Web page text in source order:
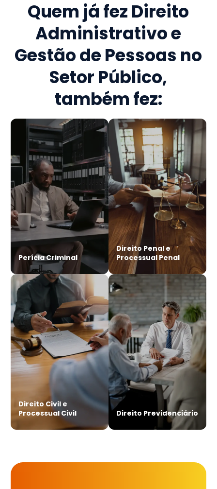
Quem já fez Direito
Administrativo e
Gestão de Pessoas no
Setor Público,
também fez:
Perícia Criminal
Direito Penal e
Processual Penal
Direito Civil e
Processual Civil
Direito Previdenciário